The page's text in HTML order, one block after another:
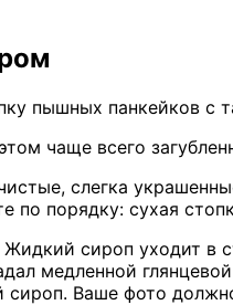
пышных панкейков с
чаще всего
слегка
по порядку: сухая
Жидкий сироп уходит в
медленной
Ваше фото